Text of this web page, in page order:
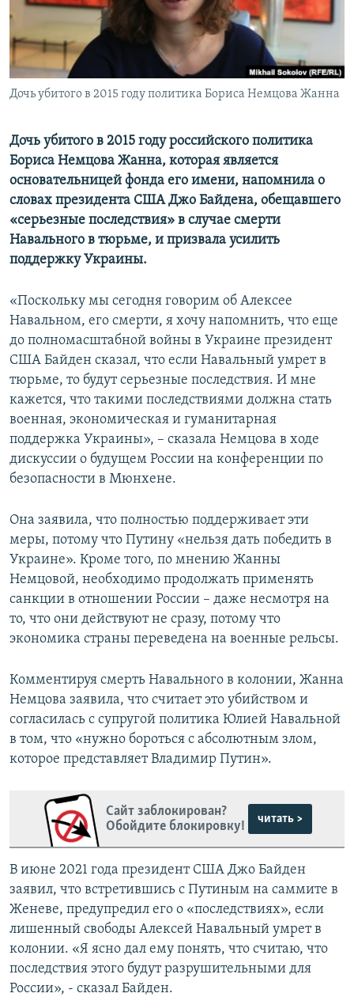
ПОБЕДИТЕЛЕЙ НЕ СУДЯТ?
КРЫМ.НЕПОКОРЕННЫЙ
ELIFBE
УКРАИНСКАЯ ПРОБЛЕМА КРЫМА
ПРИСОЕДИНЯЙТЕСЬ!
Дочь убитого в 2015 году политика Бориса Немцова Жанна
Дочь убитого в 2015 году российского политика
Бориса Немцова Жанна, которая является
основательницей фонда его имени, напомнила о
словах президента США Джо Байдена, обещавшего
«серьезные последствия» в случае смерти
Навального в тюрьме, и призвала усилить
поддержку Украины.
«Поскольку мы сегодня говорим об Алексее
Навальном, его смерти, я хочу напомнить, что еще
до полномасштабной войны в Украине президент
США Байден сказал, что если Навальный умрет в
тюрьме, то будут серьезные последствия. И мне
кажется, что такими последствиями должна стать
военная, экономическая и гуманитарная
поддержка Украины», – сказала Немцова в ходе
дискуссии о будущем России на конференции по
безопасности в Мюнхене.
Она заявила, что полностью поддерживает эти
меры, потому что Путину «нельзя дать победить в
Украине». Кроме того, по мнению Жанны
Немцовой, необходимо продолжать применять
санкции в отношении России – даже несмотря на
то, что они действуют не сразу, потому что
экономика страны переведена на военные рельсы.
Комментируя смерть Навального в колонии, Жанна
Немцова заявила, что считает это убийством и
согласилась с супругой политика Юлией Навальной
в том, что «нужно бороться с абсолютным злом,
которое представляет Владимир Путин».
Сайт заблокирован?
Обойдите блокировку!
читать >
В июне 2021 года президент США Джо Байден
заявил, что встретившись с Путиным на саммите в
Женеве, предупредил его о «последствиях», если
лишенный свободы Алексей Навальный умрет в
колонии. «Я ясно дал ему понять, что считаю, что
последствия этого будут разрушительными для
России», - сказал Байден.